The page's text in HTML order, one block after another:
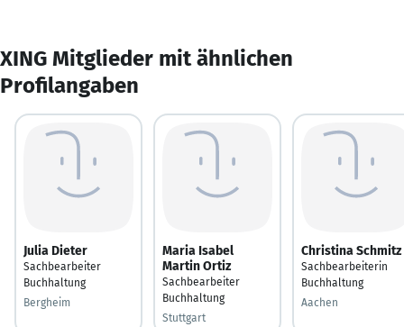
XING Mitglieder mit ähnlichen
Profilangaben
Julia Dieter
Sachbearbeiter
Buchhaltung
Bergheim
Maria Isabel
Martin Ortiz
Sachbearbeiter
Buchhaltung
Stuttgart
Christina Schmitz
Sachbearbeiterin
Buchhaltung
Aachen